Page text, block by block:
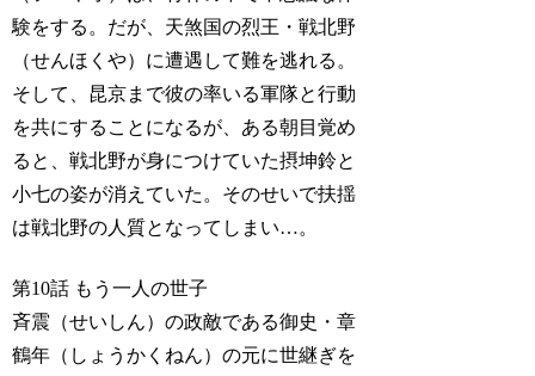
験をする。だが、天煞国の烈王・戦北野
（せんほくや）に遭遇して難を逃れる。
そして、昆京まで彼の率いる軍隊と行動
を共にすることになるが、ある朝目覚め
ると、戦北野が身につけていた摂坤鈴と
小七の姿が消えていた。そのせいで扶揺
は戦北野の人質となってしまい…。
第10話 もう一人の世子
斉震（せいしん）の政敵である御史・章
鶴年（しょうかくねん）の元に世継ぎを